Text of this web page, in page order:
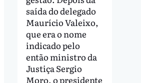
saída do delegado
Maurício Valeixo,
que era o nome
indicado pelo
então ministro da
Justiça Sergio
Moro, o presidente